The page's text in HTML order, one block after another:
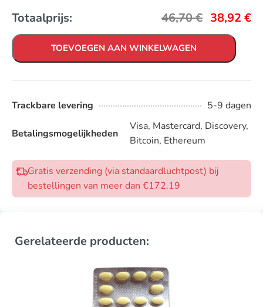
Totaalprijs: 46,70€ 38,92 €
TOEVOEGEN AAN WINKELWAGEN
Trackbare levering 5-9 dagen
Betalingsmogelijkheden
Visa, Mastercard, Discovery,
Bitcoin, Ethereum
Gratis verzending (via standaardluchtpost) bij
bestellingen van meer dan €172.19
Gerelateerde producten: